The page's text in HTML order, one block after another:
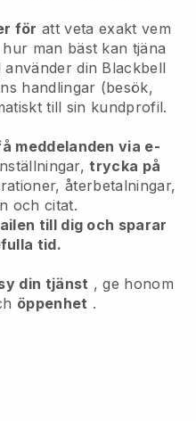
för att veta exakt vem
man bäst kan tjäna
använder din Blackbell
handlingar (besök,
till sin kundprofil.
meddelanden via e-
trycka på
återbetalningar,
och citat.
till dig och sparar
tid.
din tjänst , ge honom
öppenhet .